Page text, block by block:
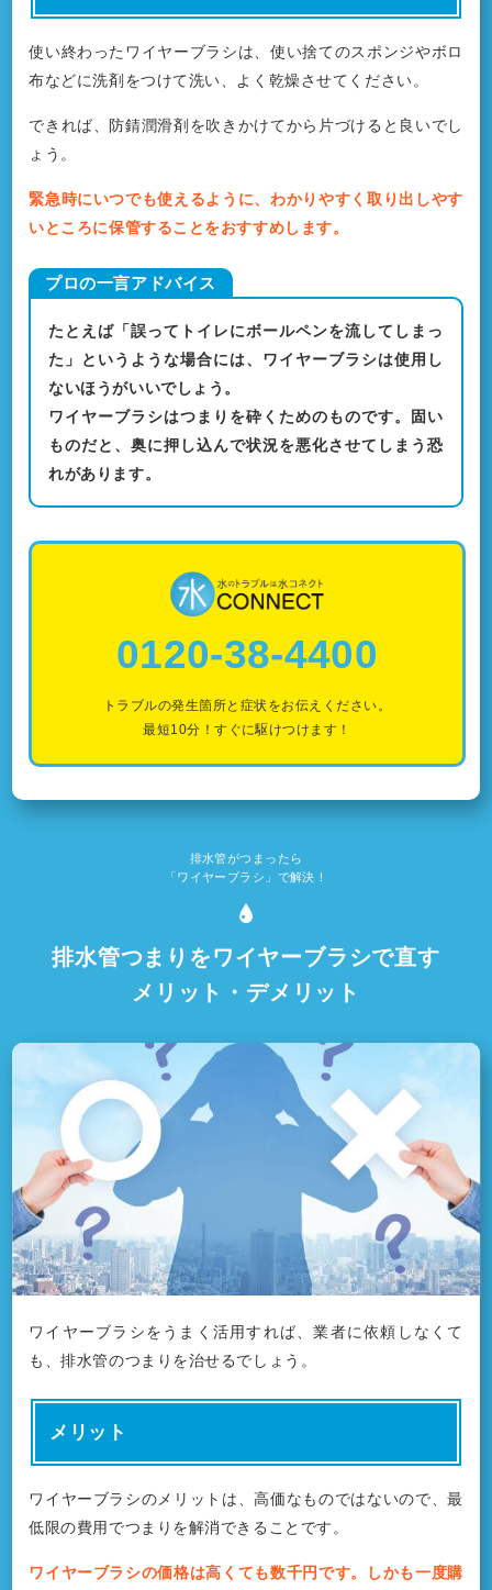
使い終わったワイヤーブラシは、使い捨てのスポンジやボロ
布などに洗剤をつけて洗い、よく乾燥させてください。
できれば、防錆潤滑剤を吹きかけてから片づけると良いでし
ょう。
緊急時にいつでも使えるように、わかりやすく取り出しやす
いところに保管することをおすすめします。
たとえば「誤ってトイレにボールペンを流してしまっ
た」というような場合には、ワイヤーブラシは使用し
ないほうがいいでしょう。
ワイヤーブラシはつまりを砕くためのものです。固い
ものだと、奥に押し込んで状況を悪化させてしまう恐
れがあります。
0120-38-4400
トラブルの発生箇所と症状をお伝えください。
最短10分！すぐに駆けつけます！
排水管がつまったら
「ワイヤーブラシ」で解決！
排水管つまりをワイヤーブラシで直す
メリット・デメリット
ワイヤーブラシをうまく活用すれば、業者に依頼しなくて
も、排水管のつまりを治せるでしょう。
メリット
ワイヤーブラシのメリットは、高価なものではないので、最
低限の費用でつまりを解消できることです。
ワイヤーブラシの価格は高くても数千円です。しかも一度購